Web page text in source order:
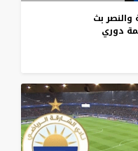
والنصر بث
دوري